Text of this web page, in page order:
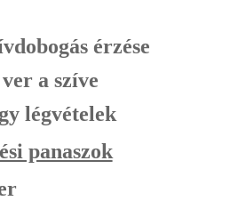
érzése
a szíve
légvételek
panaszok